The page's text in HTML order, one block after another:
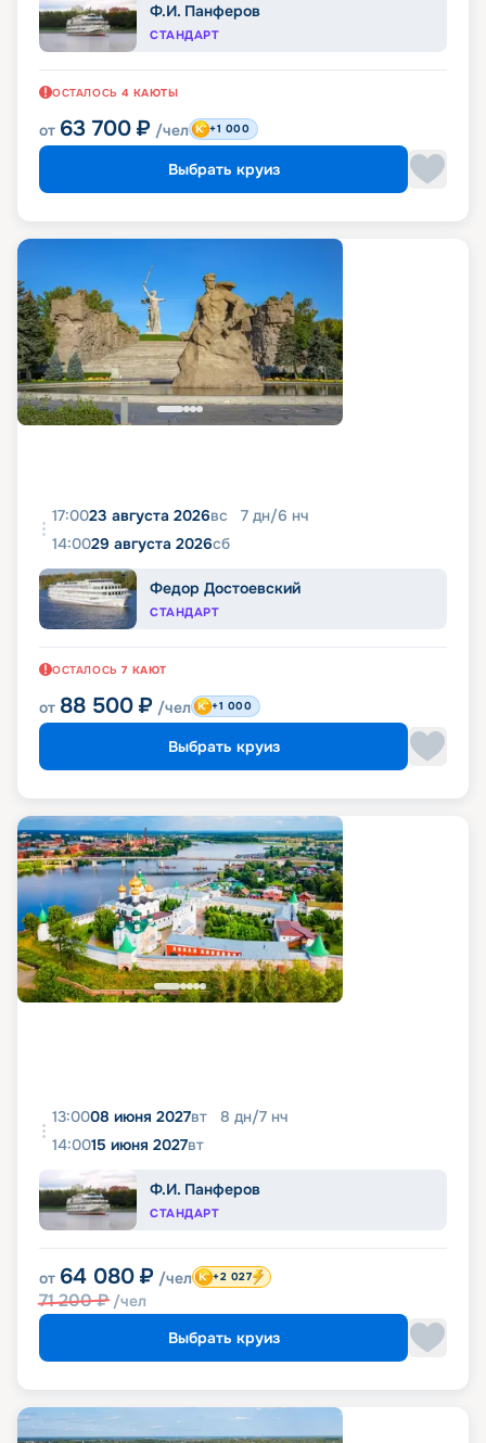
Ф.И. Панферов
СТАНДАРТ
ОСТАЛОСЬ 4 КАЮТЫ
от 63 700 ₽ /чел +1 000
Выбрать круиз
17:0023 августа 2026вс 7 дн/6 нч
14:0029 августа 2026сб
Федор Достоевский
СТАНДАРТ
ОСТАЛОСЬ 7 КАЮТ
от 88 500 ₽ /чел +1 000
Выбрать круиз
13:0008 июня 2027вт 8 дн/7 нч
14:0015 июня 2027вт
Ф.И. Панферов
СТАНДАРТ
от 64 080 ₽ /чел
71 200₽ /чел
+2 027
Выбрать круиз